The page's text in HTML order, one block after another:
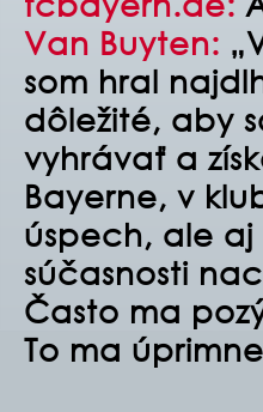
Van Buyten:
som hral
dôležité, aby
vyhrávať a
Bayerne, v
úspech, ale
súčasnosti
Často ma
To ma